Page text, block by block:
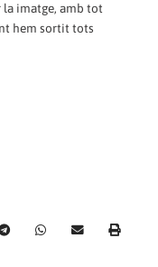
la imatge, amb tot
hem sortit tots